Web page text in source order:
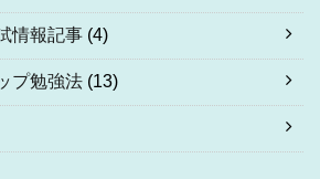
情報記事 (4)
プ勉強法 (13)